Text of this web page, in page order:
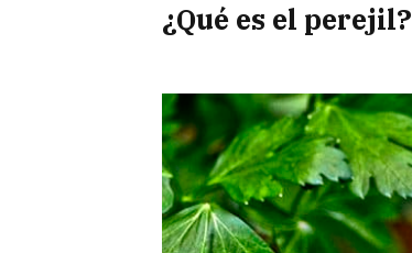
¿Qué es el perejil?